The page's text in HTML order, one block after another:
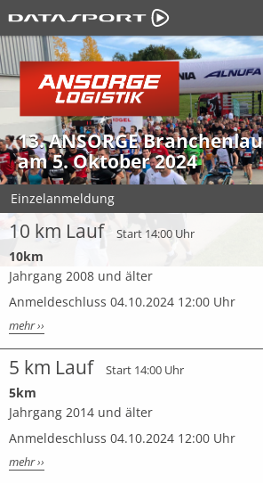
13. ANSORGE
am 5. Oktober 2024
Einzelanmeldung
10 km Lauf Start 14:00 Uhr
10km
Jahrgang 2008 und älter
Anmeldeschluss 04.10.2024 12:00 Uhr
mehr ››
5 km Lauf Start 14:00 Uhr
5km
Jahrgang 2014 und älter
Anmeldeschluss 04.10.2024 12:00 Uhr
mehr ››